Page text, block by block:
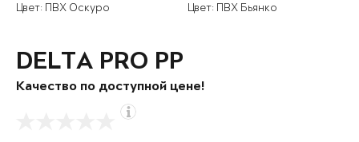
Цвет: ПВХ Оскуро Цвет: ПВХ Бьянко
DELTA PRO PP
Качество по доступной цене!